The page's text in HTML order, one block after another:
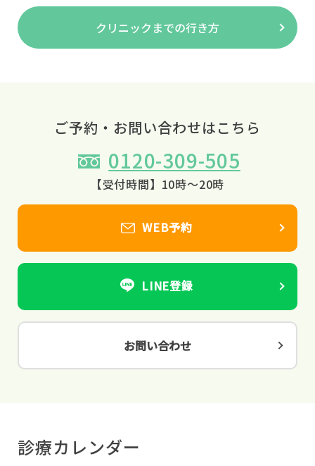
クリニックまでの行き方
ご予約・お問い合わせはこちら
0120-309-505
【受付時間】10時～20時
WEB予約
LINE登録
お問い合わせ
診療カレンダー